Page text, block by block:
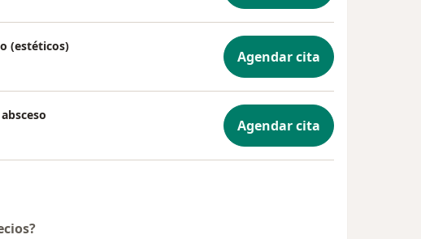
(estéticos)
Agendar cita
Agendar cita